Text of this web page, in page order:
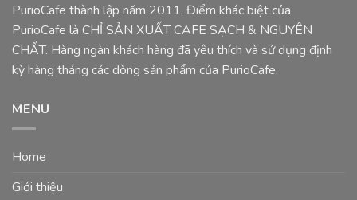
PurioCafe thành lập năm 2011. Điểm khác biệt của
PurioCafe là CHỈ SẢN XUẤT CAFE SẠCH & NGUYÊN
CHẤT. Hàng ngàn khách hàng đã yêu thích và sử dụng định
kỳ hàng tháng các dòng sản phẩm của PurioCafe.
MENU
Home
Giới thiệu